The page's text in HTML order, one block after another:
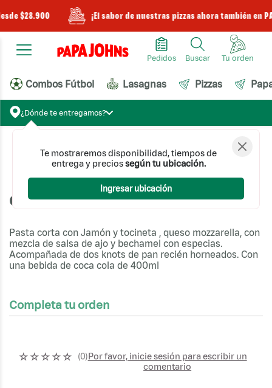
$28.900 ¡El sabor de nuestras pizzas ahora también en
Pedidos Buscar
Combos Fútbol Lasagnas Pizzas
¿Dónde te entregamos?
Te mostraremos disponibilidad, tiempos de
entrega y preciossegún tu ubicación.
Ingresar ubicación
Lasagnas y Pastas
Combo Lasagnas y Pastas
Combo Pasta Jamón especial
Combo Pasta Jamón especial
Pasta corta con Jamón y tocineta , queso mozzarella, con
mezcla de salsa de ajo y bechamel con especias.
Acompañada de dos knots de pan recién horneados. Con
una bebida de coca cola de 400ml
Completa tu orden
☆ ☆ ☆ ☆ ☆ (0)Por favor, inicie sesión para escribir un
comentario